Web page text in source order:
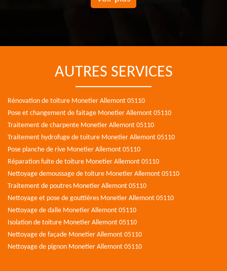
AUTRES SERVICES
Rénovation de toiture Monetier Allemont 05110
Pose et changement de faitage Monetier Allemont 05110
Traitement de charpente Monetier Allemont 05110
Traitement hydrofuge de toiture Monetier Allemont 05110
Pose planche de rive Monetier Allemont 05110
Réparation fuite de toiture Monetier Allemont 05110
Nettoyage demoussage de toiture Monetier Allemont 05110
Traitement de poutres Monetier Allemont 05110
Nettoyage et pose de gouttières Monetier Allemont 05110
Nettoyage de dalle Monetier Allemont 05110
Isolation de toiture Monetier Allemont 05110
Nettoyage de façade Monetier Allemont 05110
Nettoyage de pignon Monetier Allemont 05110